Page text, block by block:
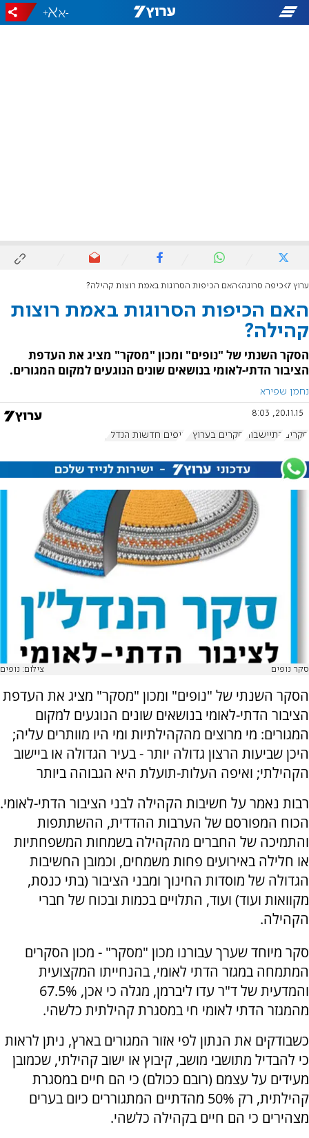
-
+
ערוץ 7 כיפה סרוגה האם הכיפות הסרוגות באמת רוצות קהילה?
האם הכיפות הסרוגות באמת רוצות
קהילה?
הסקר השנתי של "נופים" ומכון "מסקר" מציג את העדפת
הציבור הדתי-לאומי בנושאים שונים הנוגעים למקום המגורים.
נחמן שפירא
20.11.15, 8:03
סקרים התיישבות סקרים בערוץ 7 נופים חדשות הנדל"ן
סקר נופים צילום: נופים
הסקר השנתי של "נופים" ומכון "מסקר" מציג את העדפת
הציבור הדתי-לאומי בנושאים שונים הנוגעים למקום
המגורים: מי מרוצים מהקהילתיות ומי היו מוותרים עליה;
היכן שביעות הרצון גדולה יותר - בעיר הגדולה או ביישוב
הקהילתי; ואיפה העלות-תועלת היא הגבוהה ביותר
רבות נאמר על חשיבות הקהילה לבני הציבור הדתי-לאומי.
הכוח המפורסם של הערבות ההדדית, ההשתתפות
והתמיכה של החברים מהקהילה בשמחות המשפחתיות
או חלילה באירועים פחות משמחים, וכמובן החשיבות
הגדולה של מוסדות החינוך ומבני הציבור (בתי כנסת,
מקוואות ועוד) ועוד, התלויים בכמות ובכוח של חברי
הקהילה.
סקר מיוחד שערך עבורנו מכון "מסקר" - מכון הסקרים
המתמחה במגזר הדתי לאומי, בהנחייתו המקצועית
והמדעית של ד"ר עדו ליברמן, מגלה כי אכן, 67.5%
מהמגזר הדתי לאומי חי במסגרת קהילתית כלשהי.
כשבודקים את הנתון לפי אזור המגורים בארץ, ניתן לראות
כי להבדיל מתושבי מושב, קיבוץ או ישוב קהילתי, שכמובן
מעידים על עצמם (רובם ככולם) כי הם חיים במסגרת
קהילתית, רק 50% מהדתיים המתגוררים כיום בערים
מצהירים כי הם חיים בקהילה כלשהי.